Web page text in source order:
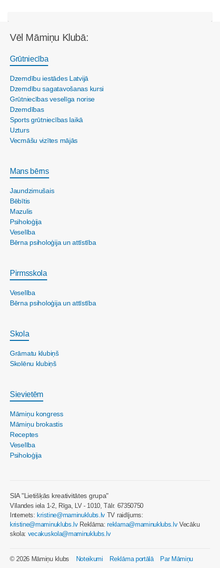
Vēl Māmiņu Klubā:
Grūtniecība
Dzemdību iestādes Latvijā
Dzemdību sagatavošanas kursi
Grūtniecības veselīga norise
Dzemdības
Sports grūtniecības laikā
Uzturs
Vecmāšu vizītes mājās
Mans bērns
Jaundzimušais
Bēbītis
Mazulis
Psiholoģija
Veselība
Bērna psiholoģija un attīstība
Pirmsskola
Veselība
Bērna psiholoģija un attīstība
Skola
Grāmatu klubiņš
Skolēnu klubiņš
Sievietēm
Māmiņu kongress
Māmiņu brokastis
Receptes
Veselība
Psiholoģija
SIA "Lietišķās kreativitātes grupa"
Vīlandes iela 1-2, Rīga, LV - 1010, Tālr. 67350750
Internets: kristine@maminuklubs.lv TV raidījums:
kristine@maminuklubs.lvReklāma:reklama@maminuklubs.lvVecāku
skola: vecakuskola@maminuklubs.lv
© 2026 Māmiņu klubs Noteikumi Reklāma portālā Par Māmiņu